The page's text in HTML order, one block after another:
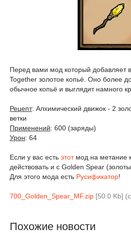
Перед вами мод который добавляет
Together золотое копьё. Оно более
обычное копьё и выглядит намного
Рецепт: Алхимический движок - 2
ветки
Применений: 600 (заряды)
Урон: 64
Если у вас есть этотмод на метание
действовать и с Golden Spear
Для этого мода есть Русификатор!
700_Golden_Spear_MF.zip [50.0 Kb]
Похожие новости